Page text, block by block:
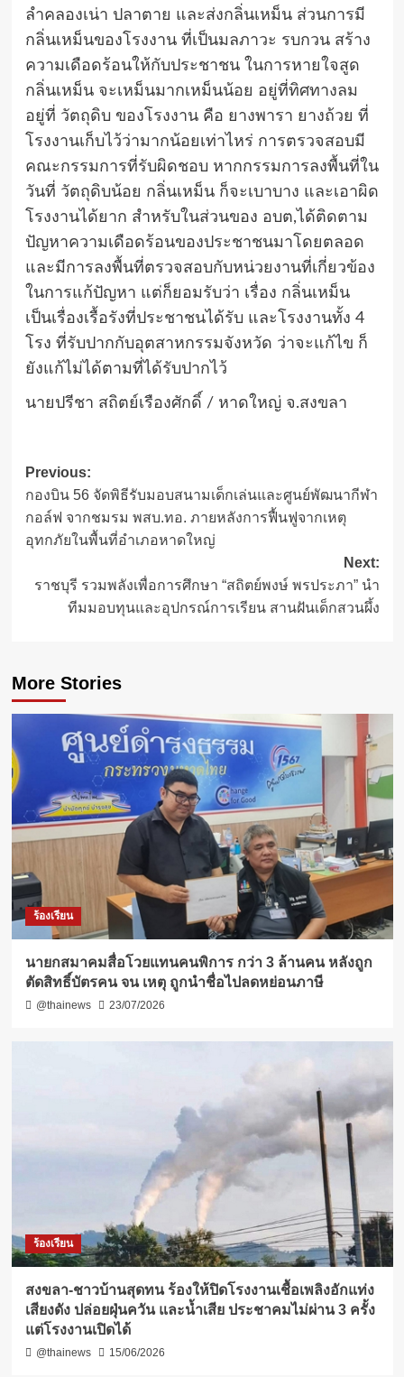
ลำคลองเน่า ปลาตาย และส่งกลิ่นเหม็น ส่วนการมี
กลิ่นเหม็นของโรงงาน ที่เป็นมลภาวะ รบกวน สร้าง
ความเดือดร้อนให้กับประชาชน ในการหายใจสูด
กลิ่นเหม็น จะเหม็นมากเหม็นน้อย อยู่ที่ทิศทางลม
อยู่ที่ วัตถุดิบ ของโรงงาน คือ ยางพารา ยางถ้วย ที่
โรงงานเก็บไว้ว่ามากน้อยเท่าไหร่ การตรวจสอบมี
คณะกรรมการที่รับผิดชอบ หากกรรมการลงพื้นที่ใน
วันที่ วัตถุดิบน้อย กลิ่นเหม็น ก็จะเบาบาง และเอาผิด
โรงงานได้ยาก สำหรับในส่วนของ อบต,ได้ติดตาม
ปัญหาความเดือดร้อนของประชาชนมาโดยตลอด
และมีการลงพื้นที่ตรวจสอบกับหน่วยงานที่เกี่ยวข้อง
ในการแก้ปัญหา แต่ก็ยอมรับว่า เรื่อง กลิ่นเหม็น
เป็นเรื่องเรื้อรังที่ประชาชนได้รับ และโรงงานทั้ง 4
โรง ที่รับปากกับอุตสาหกรรมจังหวัด ว่าจะแก้ไข ก็
ยังแก้ไม่ได้ตามที่ได้รับปากไว้
นายปรีชา สถิตย์เรืองศักดิ์ / หาดใหญ่ จ.สงขลา
Post
navigation
Previous:
กองบิน 56 จัดพิธีรับมอบสนามเด็กเล่นและศูนย์พัฒนากีฬา
กอล์ฟ จากชมรม พสบ.ทอ. ภายหลังการฟื้นฟูจากเหตุ
อุทกภัยในพื้นที่อำเภอหาดใหญ่
Next:
ราชบุรี รวมพลังเพื่อการศึกษา “สถิตย์พงษ์ พรประภา” นำ
ทีมมอบทุนและอุปกรณ์การเรียน สานฝันเด็กสวนผึ้ง
More Stories
ร้องเรียน
นายกสมาคมสื่อโวยแทนคนพิการ กว่า 3 ล้านคน หลังถูก
ตัดสิทธิ์บัตรคน จน เหตุ ถูกนำชื่อไปลดหย่อนภาษี
@thainews 23/07/2026
ร้องเรียน
สงขลา-ชาวบ้านสุดทน ร้องให้ปิดโรงงานเชื้อเพลิงอักแท่ง
เสียงดัง ปล่อยฝุ่นควัน และน้ำเสีย ประชาคมไม่ผ่าน 3 ครั้ง
แต่โรงงานเปิดได้
@thainews 15/06/2026